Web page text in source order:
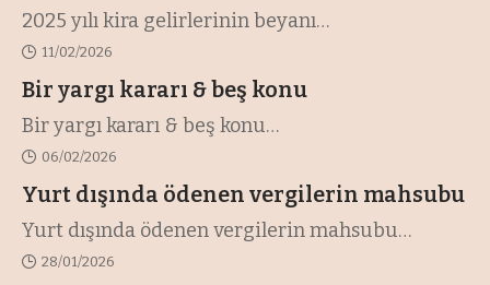
2025 yılı kira gelirlerinin beyanı…
11/02/2026
Bir yargı kararı & beş konu
Bir yargı kararı & beş konu…
06/02/2026
Yurt dışında ödenen vergilerin mahsubu
Yurt dışında ödenen vergilerin mahsubu…
28/01/2026